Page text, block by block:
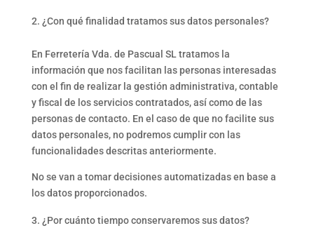
¿Con qué finalidad tratamos sus datos personales?
En Ferretería Vda. de Pascual SL tratamos la
información que nos facilitan las personas interesadas
con el fin de realizar la gestión administrativa, contable
y fiscal de los servicios contratados, así como de las
personas de contacto. En el caso de que no facilite sus
datos personales, no podremos cumplir con las
funcionalidades descritas anteriormente.
No se van a tomar decisiones automatizadas en base a
los datos proporcionados.
¿Por cuánto tiempo conservaremos sus datos?